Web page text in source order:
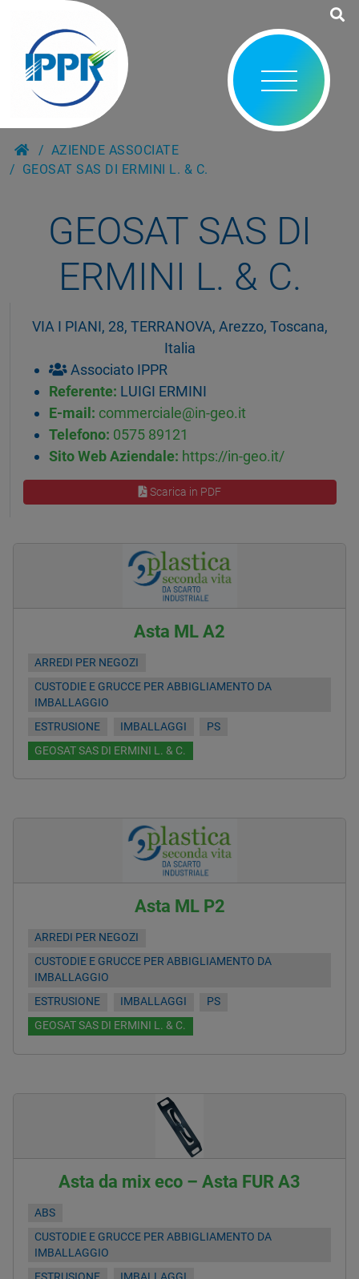
AZIENDE ASSOCIATE
GEOSAT SAS DI ERMINI L. & C.
GEOSAT SAS DI
ERMINI L. & C.
VIA I PIANI, 28, TERRANOVA, Arezzo, Toscana,
Italia
Associato IPPR
Referente: LUIGI ERMINI
E-mail: commerciale@in-geo.it
Telefono: 0575 89121
Sito Web Aziendale: https://in-geo.it/
Scarica in PDF
Asta ML A2
ARREDI PER NEGOZI
CUSTODIE E GRUCCE PER ABBIGLIAMENTO DA
IMBALLAGGIO
ESTRUSIONE
IMBALLAGGI
PS
GEOSAT SAS DI ERMINI L. & C.
Asta ML P2
ARREDI PER NEGOZI
CUSTODIE E GRUCCE PER ABBIGLIAMENTO DA
IMBALLAGGIO
ESTRUSIONE
IMBALLAGGI
PS
GEOSAT SAS DI ERMINI L. & C.
Asta da mix eco – Asta FUR A3
ABS
CUSTODIE E GRUCCE PER ABBIGLIAMENTO DA
IMBALLAGGIO